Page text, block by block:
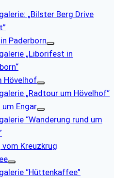
„Bilster Berg Drive
Paderborn
„Liborifest in
Hövelhof
„Radtour um Hövelhof“
Engar
“Wanderung rund um
vom Kreuzkrug
“Hüttenkaffee”